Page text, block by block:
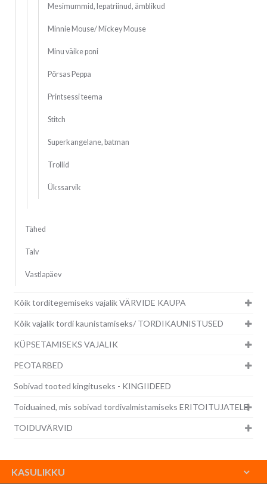
Mesimummid, lepatriinud, ämblikud
Minnie Mouse/ Mickey Mouse
Minu väike poni
Põrsas Peppa
Printsessi teema
Stitch
Superkangelane, batman
Trollid
Ükssarvik
Tähed
Talv
Vastlapäev
Kõik torditegemiseks vajalik VÄRVIDE KAUPA
Kõik vajalik tordi kaunistamiseks/ TORDIKAUNISTUSED
KÜPSETAMISEKS VAJALIK
PEOTARBED
Sobivad tooted kingituseks - KINGIIDEED
Toiduained, mis sobivad tordivalmistamiseks ERITOITUJATELE
TOIDUVÄRVID
KASULIKKU